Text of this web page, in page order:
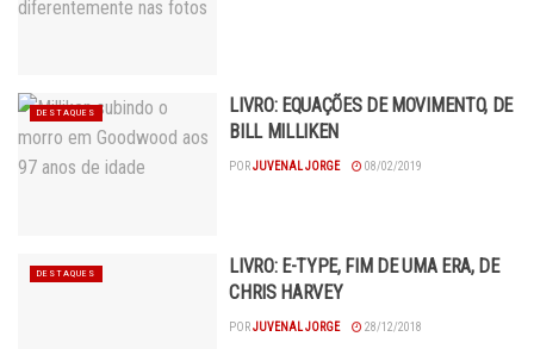
DESTAQUES
LIVRO: EQUAÇÕES DE MOVIMENTO, DE
BILL MILLIKEN
PORJUVENAL JORGE 08/02/2019
DESTAQUES
LIVRO: E-TYPE, FIM DE UMA ERA, DE
CHRIS HARVEY
PORJUVENAL JORGE 28/12/2018